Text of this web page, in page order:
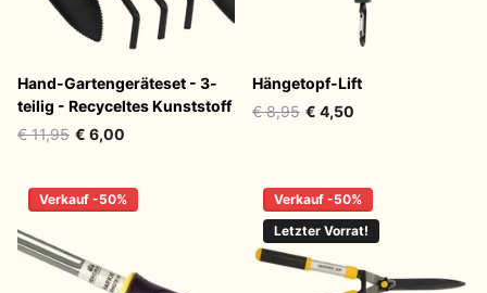
Hand-Gartengeräteset - 3-
teilig - Recyceltes Kunststoff
€ 11,95 € 6,00
Hängetopf-Lift
€ 8,95 € 4,50
Verkauf -50%
Verkauf -50%
Letzter Vorrat!